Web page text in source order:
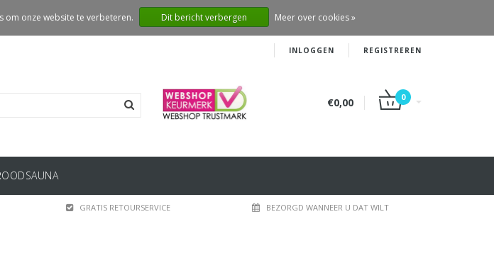
INLOGGEN REGISTREREN
€0,00 0
GRATIS RETOURSERVICE BEZORGD WANNEER U DAT WILT
om onze website te verbeteren. Dit bericht verbergen Meer over cookies »